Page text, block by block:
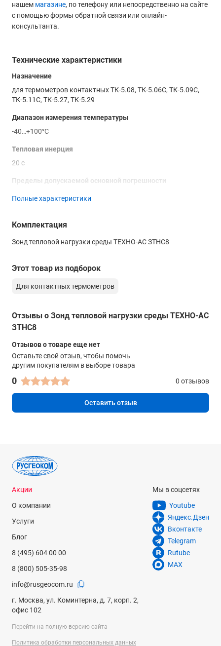
нашем магазине, по телефону или непосредственно на сайте
с помощью формы обратной связи или онлайн-
консультанта.
Технические характеристики
Назначение
для термометров контактных ТК-5.08, ТК-5.06С, ТК-5.09С,
ТК-5.11С, ТК-5.27, ТК-5.29
Диапазон измерения температуры
-40…+100°С
Тепловая инерция
20 с
Пределы допускаемой основной погрешности
абсолютной ±0,2°С
Полные характеристики
Комплектация
Зонд тепловой нагрузки среды ТЕХНО-АС ЗТНС8
Этот товар из подборок
Для контактных термометров
Отзывы о Зонд тепловой нагрузки среды ТЕХНО-АС
ЗТНС8
Отзывов о товаре еще нет
Оставьте свой отзыв, чтобы помочь
другим покупателям в выборе товара
0 0 отзывов
Оставить отзыв
Акции
О компании
Услуги
Блог
8 (495) 604 00 00
8 (800) 505-35-98
info@rusgeocom.ru
г. Москва, ул. Коминтерна, д. 7, корп. 2,
офис 102
Мы в соцсетях
Youtube
Яндекс.Дзен
Вконтакте
Telegram
Rutube
MAX
Перейти на полную версию сайта
Политика обработки персональных данных